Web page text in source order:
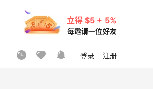
立得 $5 + 5%
每邀请一位好友
登录 注册